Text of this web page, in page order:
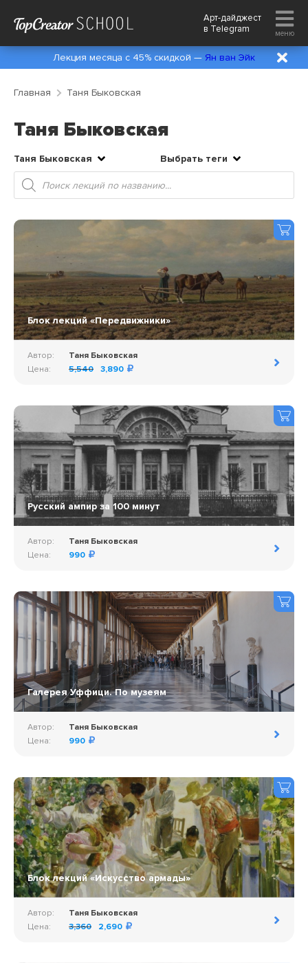
Арт-дайджест
в Telegram меню
Лекция месяца с 45% скидкой — Ян ван Эйк
Главная Таня Быковская
Таня Быковская
Таня Быковская
Выбрать теги
Поиск
товаров
Блок лекций «Передвижники»
Автор:
Таня Быковская
Цена:
5,540 3,890
Русский ампир за 100 минут
Автор:
Таня Быковская
Цена:
990
Галерея Уффици. По музеям
Автор:
Таня Быковская
Цена:
990
Блок лекций «Искусство армады»
Автор:
Таня Быковская
Цена:
3,360 2,690